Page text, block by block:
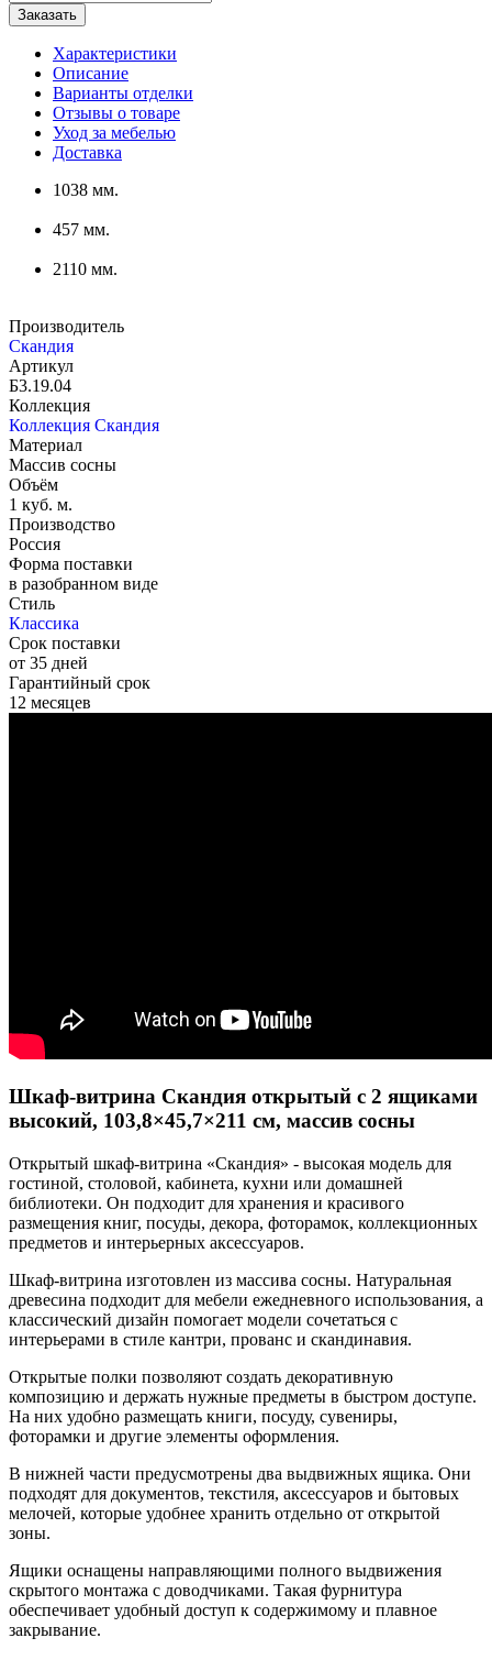
Характеристики
Описание
Варианты отделки
Отзывы о товаре
Уход за мебелью
Доставка
1038 мм.
457 мм.
2110 мм.
Производитель
Скандия
Артикул
Б3.19.04
Коллекция
Коллекция Скандия
Материал
Массив сосны
Объём
1 куб. м.
Производство
Россия
Форма поставки
в разобранном виде
Стиль
Классика
Срок поставки
от 35 дней
Гарантийный срок
12 месяцев
Шкаф-витрина Скандия открытый с 2 ящиками
высокий, 103,8×45,7×211 см, массив сосны
Открытый шкаф-витрина «Скандия» - высокая модель для
гостиной, столовой, кабинета, кухни или домашней
библиотеки. Он подходит для хранения и красивого
размещения книг, посуды, декора, фоторамок, коллекционных
предметов и интерьерных аксессуаров.
Шкаф-витрина изготовлен из массива сосны. Натуральная
древесина подходит для мебели ежедневного использования, а
классический дизайн помогает модели сочетаться с
интерьерами в стиле кантри, прованс и скандинавия.
Открытые полки позволяют создать декоративную
композицию и держать нужные предметы в быстром доступе.
На них удобно размещать книги, посуду, сувениры,
фоторамки и другие элементы оформления.
В нижней части предусмотрены два выдвижных ящика. Они
подходят для документов, текстиля, аксессуаров и бытовых
мелочей, которые удобнее хранить отдельно от открытой
зоны.
Ящики оснащены направляющими полного выдвижения
скрытого монтажа с доводчиками. Такая фурнитура
обеспечивает удобный доступ к содержимому и плавное
закрывание.